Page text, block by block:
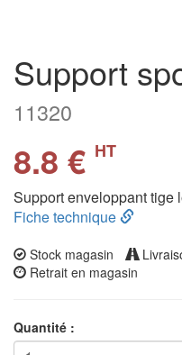
Support
11320
8.8 € HT
Support enveloppant tige
Fiche technique
Stock magasin
Retrait en magasin
Quantité :